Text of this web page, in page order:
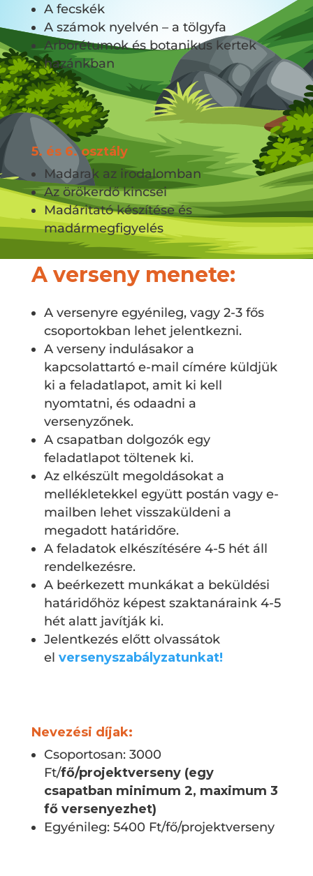
A fecskék
A számok nyelvén – a tölgyfa
Arborétumok és botanikus kertek
hazánkban
5. és 6. osztály
Madarak az irodalomban
Az örökerdő kincsei
Madáritató készítése és
madármegfigyelés
A verseny menete:
A versenyre egyénileg, vagy 2-3 fős
csoportokban lehet jelentkezni.
A verseny indulásakor a
kapcsolattartó e-mail címére küldjük
ki a feladatlapot, amit ki kell
nyomtatni, és odaadni a
versenyzőnek.
A csapatban dolgozók egy
feladatlapot töltenek ki.
Az elkészült megoldásokat a
mellékletekkel együtt postán vagy e-
mailben lehet visszaküldeni a
megadott határidőre.
A feladatok elkészítésére 4-5 hét áll
rendelkezésre.
A beérkezett munkákat a beküldési
határidőhöz képest szaktanáraink 4-5
hét alatt javítják ki.
Jelentkezés előtt olvassátok
el versenyszabályzatunkat!
Nevezési díjak:
Csoportosan: 3000
Ft/fő/projektverseny (egy
csapatban minimum 2, maximum 3
fő versenyezhet)
Egyénileg: 5400 Ft/fő/projektverseny